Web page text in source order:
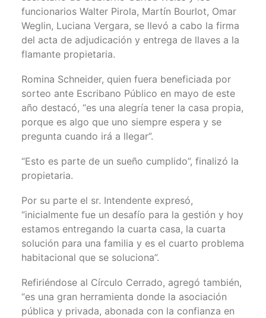
funcionarios Walter Pirola, Martín Bourlot, Omar
Weglin, Luciana Vergara, se llevó a cabo la firma
del acta de adjudicación y entrega de llaves a la
flamante propietaria.
Romina Schneider, quien fuera beneficiada por
sorteo ante Escribano Público en mayo de este
año destacó, “es una alegría tener la casa propia,
porque es algo que uno siempre espera y se
pregunta cuando irá a llegar”.
“Esto es parte de un sueño cumplido”, finalizó la
propietaria.
Por su parte el sr. Intendente expresó,
“inicialmente fue un desafío para la gestión y hoy
estamos entregando la cuarta casa, la cuarta
solución para una familia y es el cuarto problema
habitacional que se soluciona”.
Refiriéndose al Círculo Cerrado, agregó también,
“es una gran herramienta donde la asociación
pública y privada, abonada con la confianza en